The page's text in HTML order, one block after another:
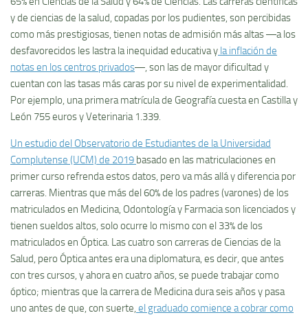
y de ciencias de la salud, copadas por los pudientes, son percibidas
como más prestigiosas, tienen notas de admisión más altas ―a los
desfavorecidos les lastra la inequidad educativa y la inflación de
notas en los centros privados―, son las de mayor dificultad y
cuentan con las tasas más caras por su nivel de experimentalidad.
Por ejemplo, una primera matrícula de Geografía cuesta en Castilla y
León 755 euros y Veterinaria 1.339.
Un estudio del Observatorio de Estudiantes de la Universidad
Complutense (UCM) de 2019 basado en las matriculaciones en
primer curso refrenda estos datos, pero va más allá y diferencia por
carreras. Mientras que más del 60% de los padres (varones) de los
matriculados en Medicina, Odontología y Farmacia son licenciados y
tienen sueldos altos, solo ocurre lo mismo con el 33% de los
matriculados en Óptica. Las cuatro son carreras de Ciencias de la
Salud, pero Óptica antes era una diplomatura, es decir, que antes
con tres cursos, y ahora en cuatro años, se puede trabajar como
óptico; mientras que la carrera de Medicina dura seis años y pasa
uno antes de que, con suerte, el graduado comience a cobrar como